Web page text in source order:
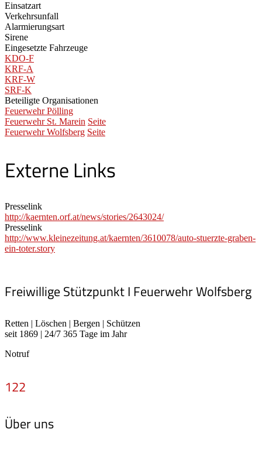
Einsatzart
Verkehrsunfall
Alarmierungsart
Sirene
Eingesetzte Fahrzeuge
KDO-F
KRF-A
KRF-W
SRF-K
Beteiligte Organisationen
Feuerwehr Pölling
Feuerwehr St. Marein Seite
Feuerwehr Wolfsberg Seite
Externe Links
Presselink
http://kaernten.orf.at/news/stories/2643024/
Presselink
http://www.kleinezeitung.at/kaernten/3610078/auto-stuerzte-graben-
ein-toter.story
Freiwillige Stützpunkt I Feuerwehr Wolfsberg
Retten | Löschen | Bergen | Schützen
seit 1869 | 24/7 365 Tage im Jahr
Notruf
122
Über uns